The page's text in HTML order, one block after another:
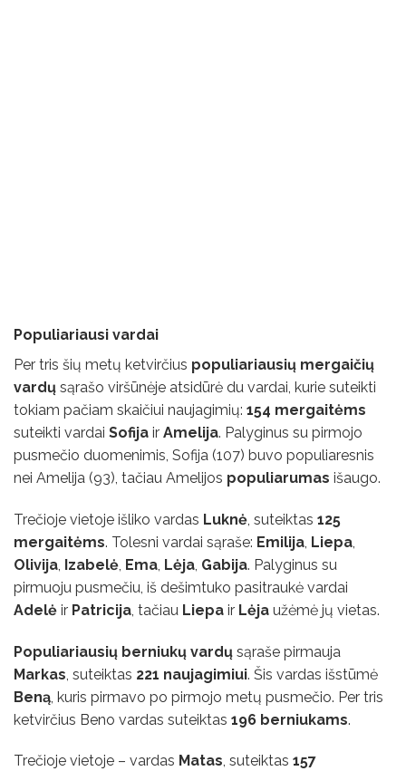
Populiariausi vardai
Per tris šių metų ketvirčius populiariausių mergaičių
vardų sąrašo viršūnėje atsidūrė du vardai, kurie suteikti
tokiam pačiam skaičiui naujagimių: 154 mergaitėms
suteikti vardai Sofija ir Amelija. Palyginus su pirmojo
pusmečio duomenimis, Sofija (107) buvo populiaresnis
nei Amelija (93), tačiau Amelijos populiarumas išaugo.
Trečioje vietoje išliko vardas Luknė , suteiktas 125
mergaitėms. Tolesni vardai sąraše: Emilija Liepa
Olivija Izabelė Ema Lėja Gabija. Palyginus su
pirmuoju pusmečiu, iš dešimtuko pasitraukė vardai
Adelė ir Patricija , tačiau Liepa ir Lėja užėmė jų vietas.
Populiariausių berniukų vardų sąraše pirmauja
Markas , suteiktas 221 naujagimiui. Šis vardas išstūmė
Beną , kuris pirmavo po pirmojo metų pusmečio. Per tris
ketvirčius Beno vardas suteiktas 196 berniukams.
Trečioje vietoje – vardas Matas, suteiktas 157